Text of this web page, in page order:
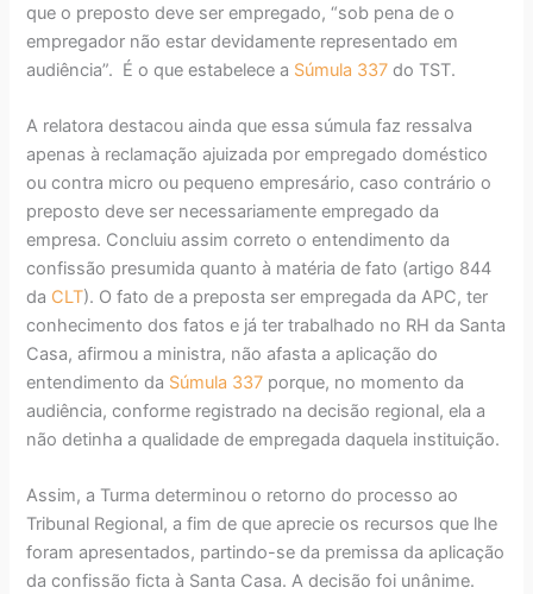
que o preposto deve ser empregado, “sob pena de o
empregador não estar devidamente representado em
audiência”. É o que estabelece a Súmula 337 do TST.
A relatora destacou ainda que essa súmula faz ressalva
apenas à reclamação ajuizada por empregado doméstico
ou contra micro ou pequeno empresário, caso contrário o
preposto deve ser necessariamente empregado da
empresa. Concluiu assim correto o entendimento da
confissão presumida quanto à matéria de fato (artigo 844
da CLT). O fato de a preposta ser empregada da APC, ter
conhecimento dos fatos e já ter trabalhado no RH da Santa
Casa, afirmou a ministra, não afasta a aplicação do
entendimento da Súmula 337 porque, no momento da
audiência, conforme registrado na decisão regional, ela a
não detinha a qualidade de empregada daquela instituição.
Assim, a Turma determinou o retorno do processo ao
Tribunal Regional, a fim de que aprecie os recursos que lhe
foram apresentados, partindo-se da premissa da aplicação
da confissão ficta à Santa Casa. A decisão foi unânime.